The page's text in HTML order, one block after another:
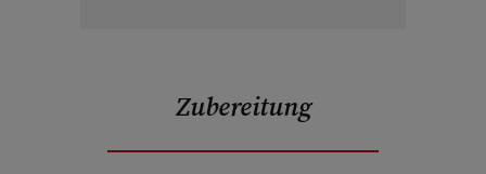
Zubereitung